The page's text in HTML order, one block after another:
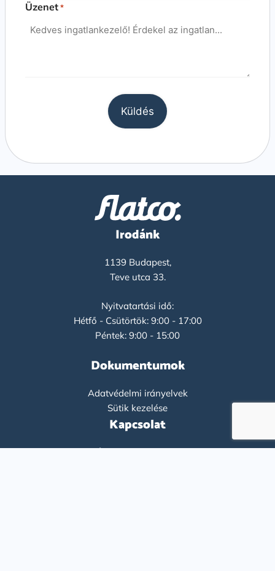
Üzenet *
Irodánk
1139 Budapest,
Teve utca 33.
Nyitvatartási idő:
Hétfő - Csütörtök: 9:00 - 17:00
Péntek: 9:00 - 15:00
Dokumentumok
Adatvédelmi irányelvek
Sütik kezelése
Kapcsolat
+36-1-9193261